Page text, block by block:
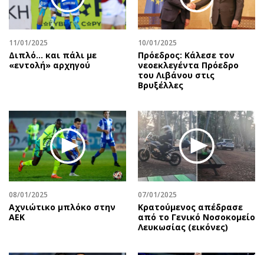
Επιχειρήσεις
Αγορές
Money Review
AstroBank Properties
Ναυτιλία
Περιβάλλον
Ελλάδα
Κόσμος
Παράξενα
Πολιτισμός
Σινεμά
Γενικά
Αναδρομές
Πρόσωπα
Περιβάλλον
Good Life
Γυναίκα
Showbiz
Ταξίδια
Συνταγές
Έξοδος
Media
Εκπομπές
Wine routes
Podcasts
11/01/2025
Διπλό... και πάλι με
«εντολή» αρχηγού
10/01/2025
Πρόεδρος: Κάλεσε τον
νεοεκλεγέντα Πρόεδρο
του Λιβάνου στις
Βρυξέλλες
08/01/2025
Αχνιώτικο μπλόκο στην
ΑΕΚ
07/01/2025
Κρατούμενος απέδρασε
από το Γενικό Νοσοκομείο
Λευκωσίας (εικόνες)